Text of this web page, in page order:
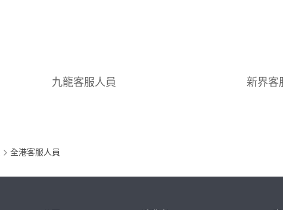
九龍客服人員
新界客
全港客服人員